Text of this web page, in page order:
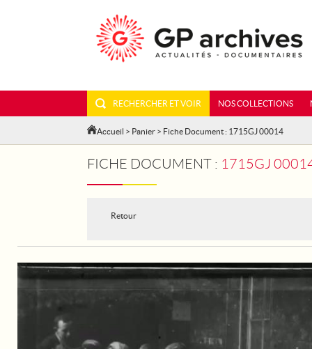
RECHERCHER ET VOIR NOS COLLECTIONS
Accueil > Panier > Fiche Document : 1715GJ 00014
FICHE DOCUMENT : 1715GJ 00014 - LONDRES : LES
Retour